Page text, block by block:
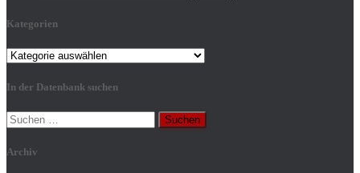
Kategorien
Kategorien
In der Datenbank suchen
Suchen
nach:
Archiv